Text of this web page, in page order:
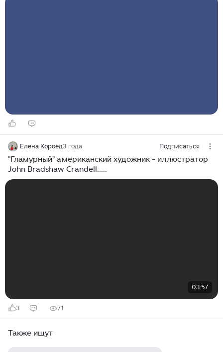
Елена Короед3 года Подписаться
"Гламурный" американский художник - иллюстратор
John Bradshaw Crandell.....
03:57
3 71
Также ищут